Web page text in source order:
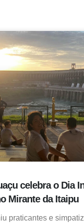
celebra o Dia
Mirante da Itaipu
praticantes e